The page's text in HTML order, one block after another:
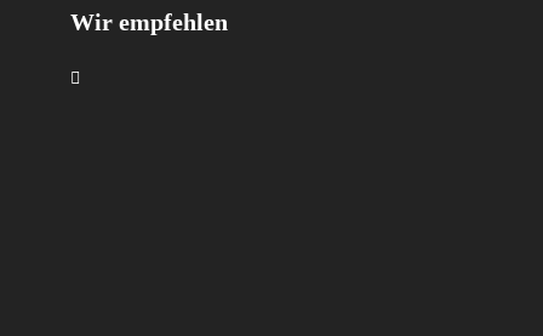
Wir empfehlen